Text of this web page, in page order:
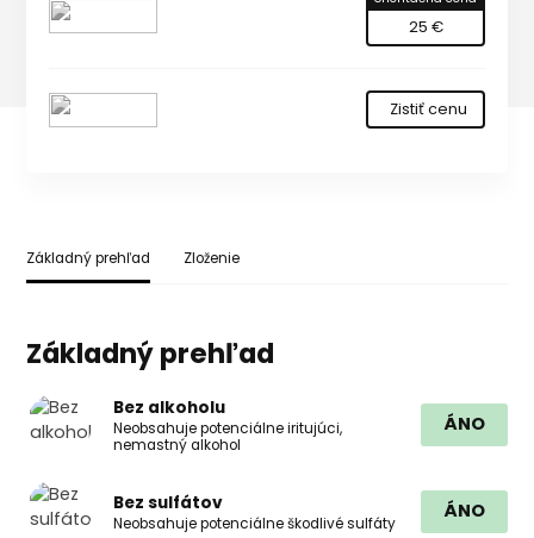
25 €
Zistiť cenu
Základný prehľad Zloženie
Základný prehľad
Bez alkoholu
Neobsahuje potenciálne iritujúci,
nemastný alkohol
ÁNO
Bez sulfátov
Neobsahuje potenciálne škodlivé sulfáty
ÁNO